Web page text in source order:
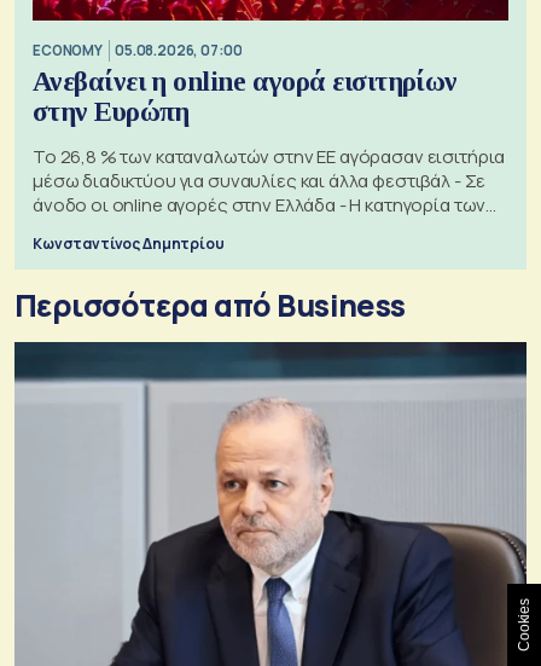
ECONOMY 05.08.2026, 07:00
Ανεβαίνει η online αγορά εισιτηρίων
στην Ευρώπη
Το 26,8 % των καταναλωτών στην ΕΕ αγόρασαν εισιτήρια
μέσω διαδικτύου για συναυλίες και άλλα φεστιβάλ - Σε
άνοδο οι online αγορές στην Ελλάδα - Η κατηγορία των
εισιτηρίων
Κωνσταντίνος Δημητρίου
Περισσότερα από Business
Cookies